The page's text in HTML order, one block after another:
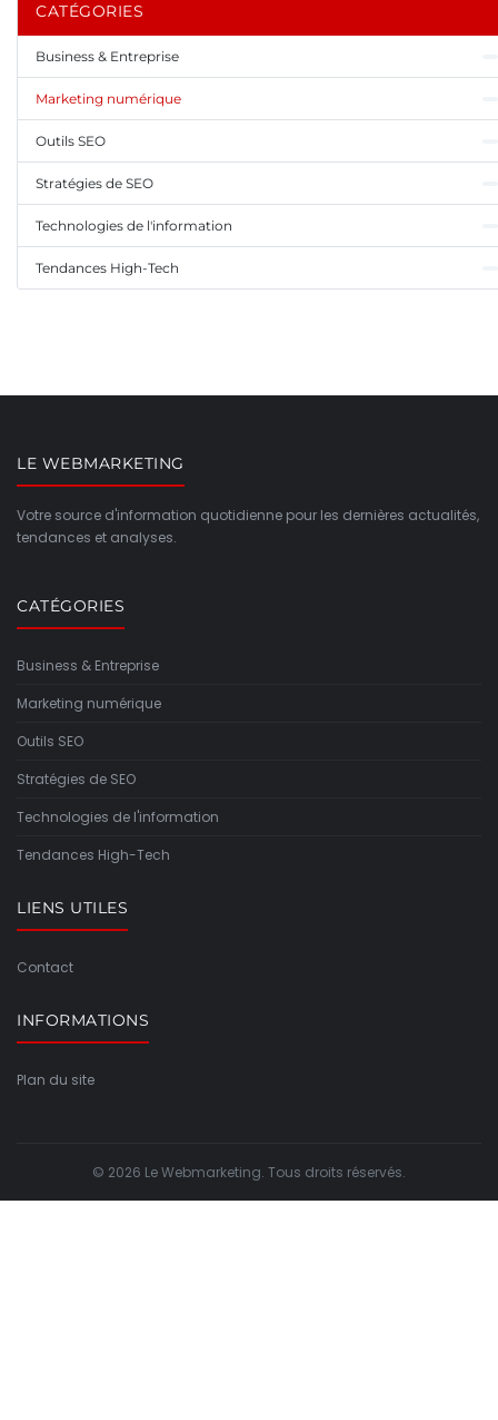
CATÉGORIES
Business & Entreprise
Marketing numérique
Outils SEO
Stratégies de SEO
Technologies de l'information
Tendances High-Tech
LE WEBMARKETING
Votre source d'information quotidienne pour les dernières actualités,
tendances et analyses.
CATÉGORIES
Business & Entreprise
Marketing numérique
Outils SEO
Stratégies de SEO
Technologies de l'information
Tendances High-Tech
LIENS UTILES
Contact
INFORMATIONS
Plan du site
© 2026 Le Webmarketing. Tous droits réservés.